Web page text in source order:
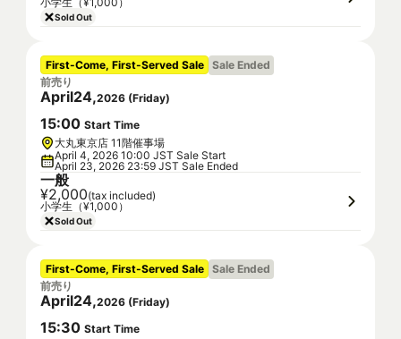
Sold Out
First-Come, First-Served Sale Sale Ended
前売り
April24,2026 (Friday)
15:00 Start Time
大丸東京店 11階催事場
April 4, 2026 10:00 JST Sale Start
April 23, 2026 23:59 JST Sale Ended
一般
¥2,000(tax included)
小学生（¥1,000）
Sold Out
First-Come, First-Served Sale Sale Ended
前売り
April24,2026 (Friday)
15:30 Start Time